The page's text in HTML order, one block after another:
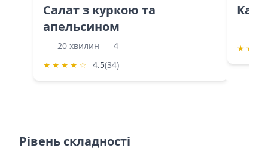
Салат з куркою та
апельсином
20 хвилин
4
★ ★ ★ ★ ☆ 4.5(34)
★ ★
Рівень складності